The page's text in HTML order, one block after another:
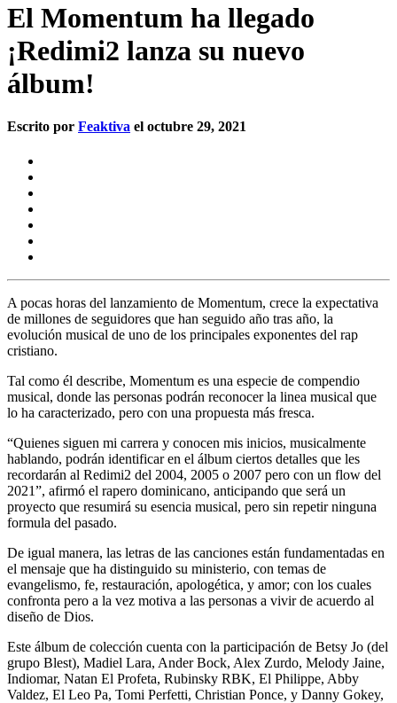
El Momentum ha llegado
¡Redimi2 lanza su nuevo
álbum!
Escrito por Feaktiva el octubre 29, 2021
A pocas horas del lanzamiento de Momentum, crece la expectativa
de millones de seguidores que han seguido año tras año, la
evolución musical de uno de los principales exponentes del rap
cristiano.
Tal como él describe, Momentum es una especie de compendio
musical, donde las personas podrán reconocer la linea musical que
lo ha caracterizado, pero con una propuesta más fresca.
“Quienes siguen mi carrera y conocen mis inicios, musicalmente
hablando, podrán identificar en el álbum ciertos detalles que les
recordarán al Redimi2 del 2004, 2005 o 2007 pero con un flow del
2021”, afirmó el rapero dominicano, anticipando que será un
proyecto que resumirá su esencia musical, pero sin repetir ninguna
formula del pasado.
De igual manera, las letras de las canciones están fundamentadas en
el mensaje que ha distinguido su ministerio, con temas de
evangelismo, fe, restauración, apologética, y amor; con los cuales
confronta pero a la vez motiva a las personas a vivir de acuerdo al
diseño de Dios.
Este álbum de colección cuenta con la participación de Betsy Jo (del
grupo Blest), Madiel Lara, Ander Bock, Alex Zurdo, Melody Jaine,
Indiomar, Natan El Profeta, Rubinsky RBK, El Philippe, Abby
Valdez, El Leo Pa, Tomi Perfetti, Christian Ponce, y Danny Gokey,